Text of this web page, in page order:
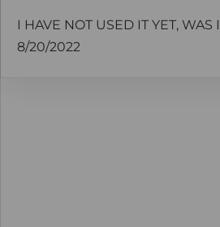
I HAVE NOT USED IT YET, WAS
8/20/2022